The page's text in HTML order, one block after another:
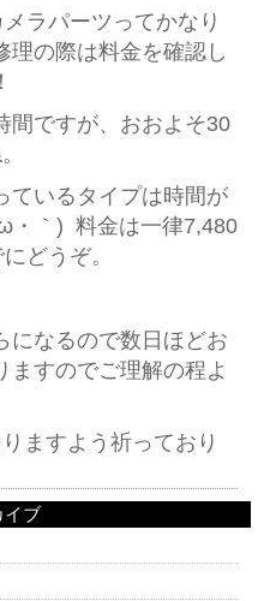
ラパーツってかなり
理の際は料金を確認し
間ですが、おおよそ30
ているタイプは時間が
・｀) 料金は一律7,480
どうぞ。
になるので数日ほどお
ますのでご理解の程よ
ますよう祈っており
イブ